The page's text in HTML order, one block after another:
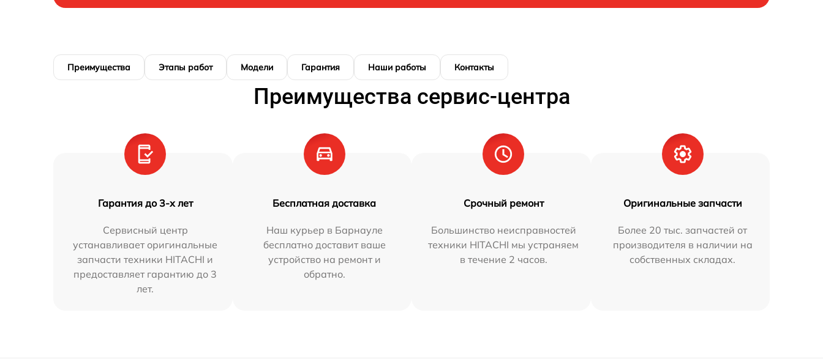
Преимущества Этапы работ Модели Гарантия Наши работы Контакты
Преимущества сервис-центра
Гарантия до 3-х лет
Сервисный центр
устанавливает оригинальные
запчасти техники HITACHI и
предоставляет гарантию до 3
лет.
Бесплатная доставка
Наш курьер в Барнауле
бесплатно доставит ваше
устройство на ремонт и
обратно.
Срочный ремонт
Большинство неисправностей
техники HITACHI мы устраняем
в течение 2 часов.
Оригинальные запчасти
Более 20 тыс. запчастей от
производителя в наличии на
собственных складах.